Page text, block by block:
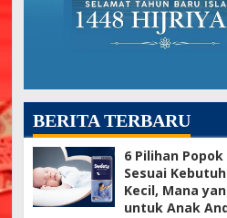
BERITA TERBARU
6 Pilihan
Sesuai
Kecil, Mana
untuk Anak